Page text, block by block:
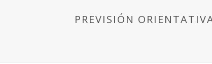
PREVISIÓN